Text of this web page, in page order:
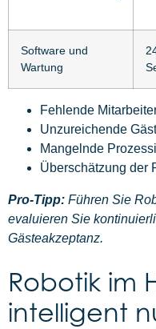
Software und
Wartung
Fehlende
Unzureichende
Mangelnde
Überschätzung der
Pro-Tipp: Führen Sie
evaluieren Sie
Gästeakzeptanz.
Robotik im
intelligent